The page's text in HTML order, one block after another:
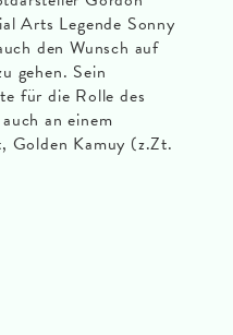
Arts Legende Sonny
den Wunsch auf
gehen. Sein
für die Rolle des
an einem
Golden Kamuy (z.Zt.